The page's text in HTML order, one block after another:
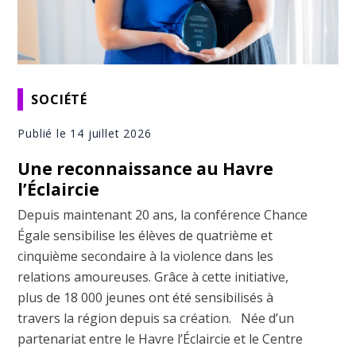
SOCIÉTÉ
Publié le 14 juillet 2026
Une reconnaissance au Havre
l’Éclaircie
Depuis maintenant 20 ans, la conférence Chance
Égale sensibilise les élèves de quatrième et
cinquième secondaire à la violence dans les
relations amoureuses. Grâce à cette initiative,
plus de 18 000 jeunes ont été sensibilisés à
travers la région depuis sa création. Née d’un
partenariat entre le Havre l’Éclaircie et le Centre